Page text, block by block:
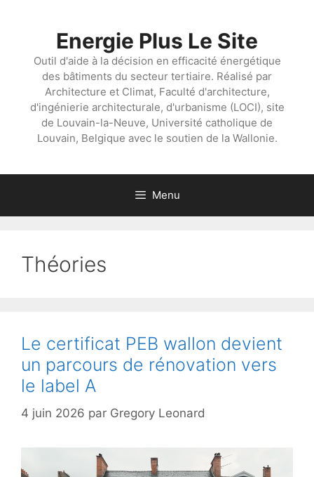
Energie Plus Le Site
Outil d'aide à la décision en efficacité énergétique
des bâtiments du secteur tertiaire. Réalisé par
Architecture et Climat, Faculté d'architecture,
d'ingénierie architecturale, d'urbanisme (LOCI), site
de Louvain-la-Neuve, Université catholique de
Louvain, Belgique avec le soutien de la Wallonie.
Menu
Théories
Le certificat PEB wallon devient
un parcours de rénovation vers
le label A
4 juin 2026 par Gregory Leonard